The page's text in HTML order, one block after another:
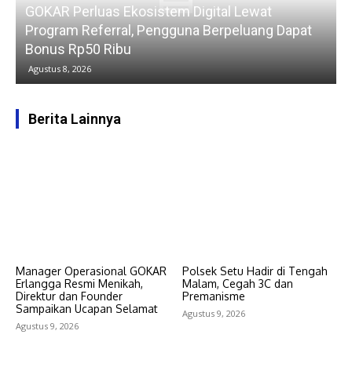
GOKAR Perluas Ekosistem Digital Lewat
Program Referral, Pengguna Berpeluang Dapat
Bonus Rp50 Ribu
Agustus 8, 2026
Berita Lainnya
Manager Operasional GOKAR
Erlangga Resmi Menikah,
Direktur dan Founder
Sampaikan Ucapan Selamat
Agustus 9, 2026
Polsek Setu Hadir di Tengah
Malam, Cegah 3C dan
Premanisme
Agustus 9, 2026